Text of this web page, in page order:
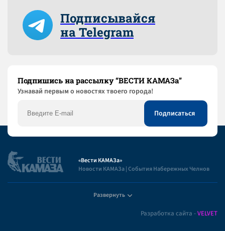
Подписывайся
на Telegram
Подпишись на рассылку “ВЕСТИ КАМАЗа”
Узнaвай первым о новостях твоего города!
«Вести КАМАЗа»
Новости КАМАЗа | События Набережных Челнов
Развернуть
Разработка сайта -VELVET